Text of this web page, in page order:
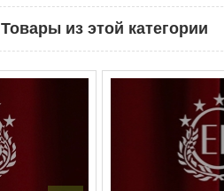
Товары из этой категории